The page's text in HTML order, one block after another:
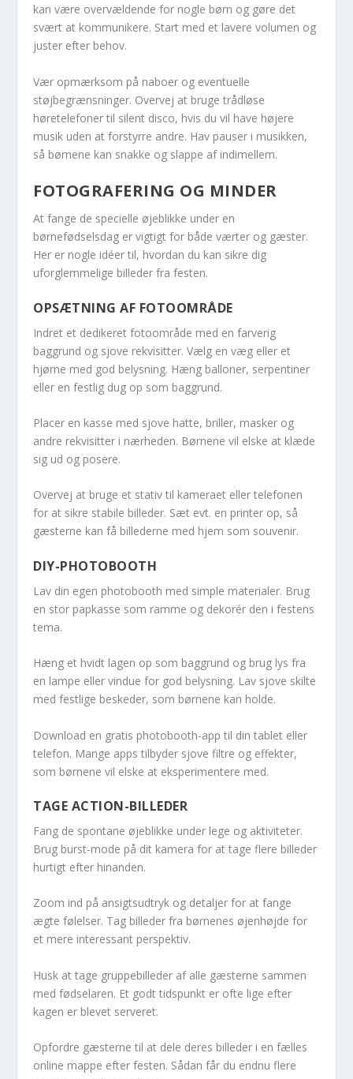
kan være overvældende for nogle børn og gøre det
svært at kommunikere. Start med et lavere volumen og
juster efter behov.
Vær opmærksom på naboer og eventuelle
støjbegrænsninger. Overvej at bruge trådløse
høretelefoner til silent disco, hvis du vil have højere
musik uden at forstyrre andre. Hav pauser i musikken,
så børnene kan snakke og slappe af indimellem.
FOTOGRAFERING OG MINDER
At fange de specielle øjeblikke under en
børnefødselsdag er vigtigt for både værter og gæster.
Her er nogle idéer til, hvordan du kan sikre dig
uforglemmelige billeder fra festen.
OPSÆTNING AF FOTOOMRÅDE
Indret et dedikeret fotoområde med en farverig
baggrund og sjove rekvisitter. Vælg en væg eller et
hjørne med god belysning. Hæng balloner, serpentiner
eller en festlig dug op som baggrund.
Placer en kasse med sjove hatte, briller, masker og
andre rekvisitter i nærheden. Børnene vil elske at klæde
sig ud og posere.
Overvej at bruge et stativ til kameraet eller telefonen
for at sikre stabile billeder. Sæt evt. en printer op, så
gæsterne kan få billederne med hjem som souvenir.
DIY-PHOTOBOOTH
Lav din egen photobooth med simple materialer. Brug
en stor papkasse som ramme og dekorér den i festens
tema.
Hæng et hvidt lagen op som baggrund og brug lys fra
en lampe eller vindue for god belysning. Lav sjove skilte
med festlige beskeder, som børnene kan holde.
Download en gratis photobooth-app til din tablet eller
telefon. Mange apps tilbyder sjove filtre og effekter,
som børnene vil elske at eksperimentere med.
TAGE ACTION-BILLEDER
Fang de spontane øjeblikke under lege og aktiviteter.
Brug burst-mode på dit kamera for at tage flere billeder
hurtigt efter hinanden.
Zoom ind på ansigtsudtryk og detaljer for at fange
ægte følelser. Tag billeder fra børnenes øjenhøjde for
et mere interessant perspektiv.
Husk at tage gruppebilleder af alle gæsterne sammen
med fødselaren. Et godt tidspunkt er ofte lige efter
kagen er blevet serveret.
Opfordre gæsterne til at dele deres billeder i en fælles
online mappe efter festen. Sådan får du endnu flere